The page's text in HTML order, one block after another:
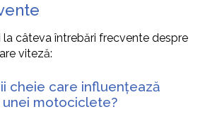
la câteva întrebări frecvente despre
viteză:
cheie care influențează
motociclete?